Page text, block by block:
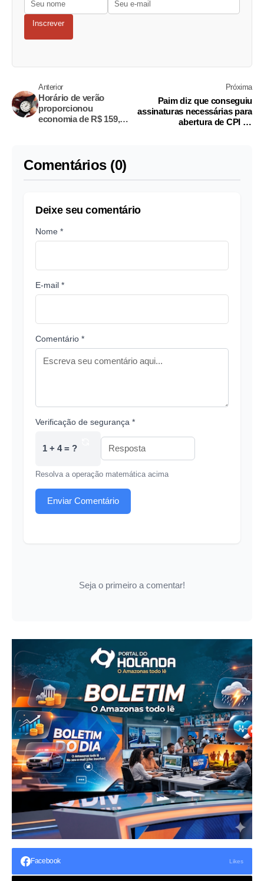
Inscrever
Anterior
Horário de verão
proporcionou
economia de R$ 159,5
Próxima
Paim diz que conseguiu
assinaturas necessárias para
abertura de CPI da
Comentários (0)
Deixe seu comentário
Nome *
E-mail *
Comentário *
Verificação de segurança *
1 + 4 = ?
Resolva a operação matemática acima
Enviar Comentário
Seja o primeiro a comentar!
Facebook Likes